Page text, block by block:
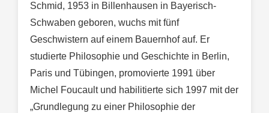
Schmid, 1953 in Billenhausen in Bayerisch-
Schwaben geboren, wuchs mit fünf
Geschwistern auf einem Bauernhof auf. Er
studierte Philosophie und Geschichte in Berlin,
Paris und Tübingen, promovierte 1991 über
Michel Foucault und habilitierte sich 1997 mit der
„Grundlegung zu einer Philosophie der